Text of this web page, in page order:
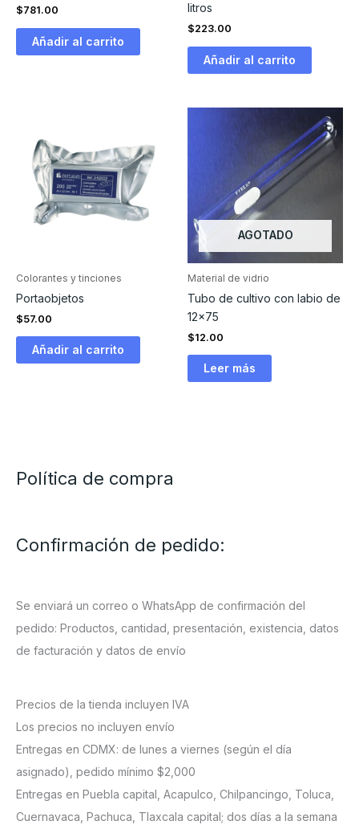
$781.00
Añadir al carrito
litros
$223.00
Añadir al carrito
Colorantes y tinciones
Portaobjetos
$57.00
Añadir al carrito
AGOTADO
Material de vidrio
Tubo de cultivo con labio de
12×75
$12.00
Leer más
Política de compra
Confirmación de pedido:
Se enviará un correo o WhatsApp de confirmación del
pedido: Productos, cantidad, presentación, existencia, datos
de facturación y datos de envío
Precios de la tienda incluyen IVA
Los precios no incluyen envío
Entregas en CDMX: de lunes a viernes (según el día
asignado), pedido mínimo $2,000
Entregas en Puebla capital, Acapulco, Chilpancingo, Toluca,
Cuernavaca, Pachuca, Tlaxcala capital; dos días a la semana